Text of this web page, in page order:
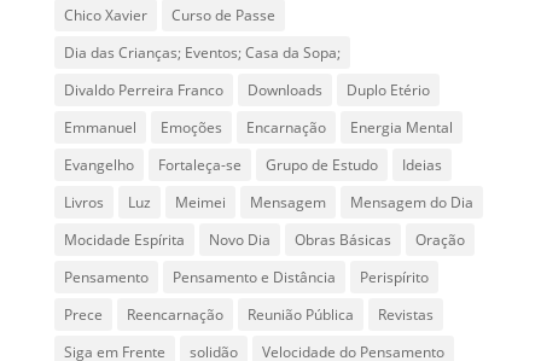
Chico Xavier
Curso de Passe
Dia das Crianças; Eventos; Casa da Sopa;
Divaldo Perreira Franco
Downloads
Duplo Etério
Emmanuel
Emoções Encarnação
Energia Mental
Evangelho
Fortaleça-se Grupo de Estudo
Ideias
Livros
Luz Meimei Mensagem
Mensagem do Dia
Mocidade Espírita
Novo Dia Obras Básicas
Oração
Pensamento
Pensamento e Distância
Perispírito
Prece
Reencarnação Reunião Pública
Revistas
Siga em Frente
solidão
Velocidade do Pensamento